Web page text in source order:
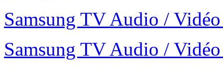
Samsung TV Audio /
Samsung TV Audio /